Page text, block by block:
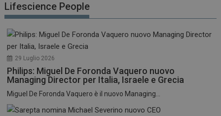
Lifescience People
29 Luglio 2026
Philips: Miguel De Foronda Vaquero nuovo
Managing Director per Italia, Israele e Grecia
Miguel De Foronda Vaquero è il nuovo Managing...